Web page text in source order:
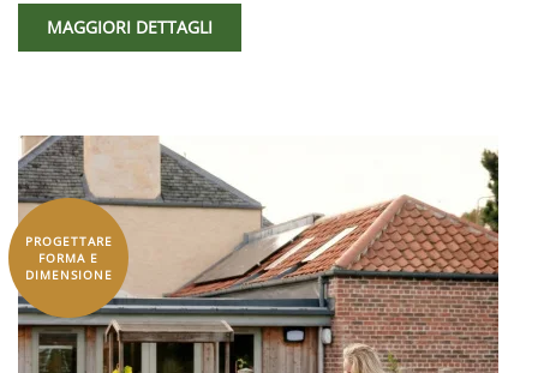
MAGGIORI DETTAGLI
PROGETTARE
FORMA E
DIMENSIONE